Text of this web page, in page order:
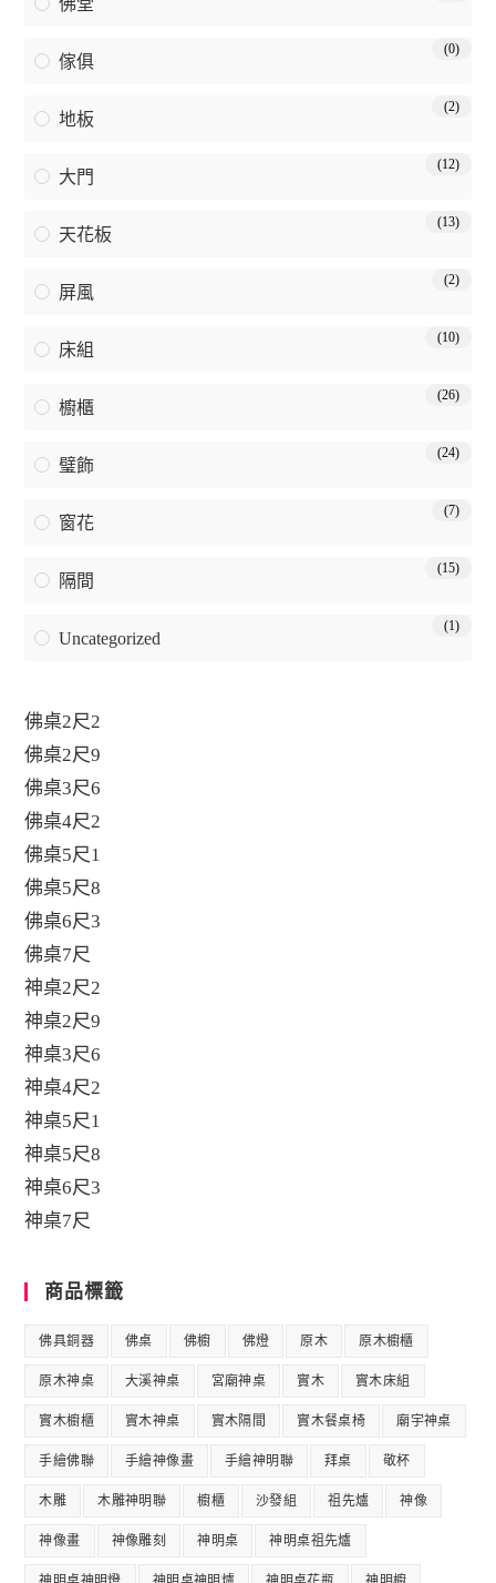
傢俱
(0)
地板
(2)
大門
(12)
天花板
(13)
屏風
(2)
床組
(10)
櫥櫃
(26)
璧飾
(24)
窗花
(7)
隔間
(15)
Uncategorized
(1)
佛桌2尺2
佛桌2尺9
佛桌3尺6
佛桌4尺2
佛桌5尺1
佛桌5尺8
佛桌6尺3
佛桌7尺
神桌2尺2
神桌2尺9
神桌3尺6
神桌4尺2
神桌5尺1
神桌5尺8
神桌6尺3
神桌7尺
商品標籤
佛具銅器 佛桌 佛櫥 佛燈 原木 原木櫥櫃
原木神桌 大溪神桌 宮廟神桌 實木 實木床組
實木櫥櫃 實木神桌 實木隔間 實木餐桌椅 廟宇神桌
手繪佛聯 手繪神像畫 手繪神明聯 拜桌 敬杯
木雕 木雕神明聯 櫥櫃 沙發組 祖先爐 神像
神像畫 神像雕刻 神明桌 神明桌祖先爐